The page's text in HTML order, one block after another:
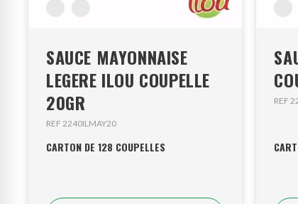
SAUCE MAYONNAISE
LEGERE ILOU COUPELLE
20GR
REF 2240ILMAY20
CARTON DE 128 COUPELLES
REF